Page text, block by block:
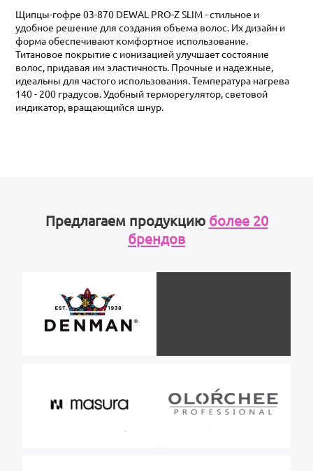
Щипцы-гофре 03-870 DEWAL PRO-Z SLIM - стильное и
удобное решение для создания объема волос. Их дизайн и
форма обеспечивают комфортное использование.
Титановое покрытие с ионизацией улучшает состояние
волос, придавая им эластичность. Прочные и надежные,
идеальны для частого использования. Температура нагрева
140 - 200 градусов. Удобный терморегулятор, световой
индикатор, вращающийся шнур.
Предлагаем продукцию более 20
брендов